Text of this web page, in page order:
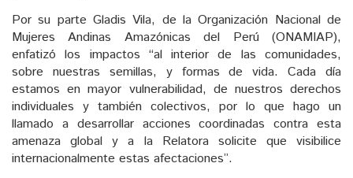
Por su parte Gladis Vila, de la Organización Nacional de
Mujeres Andinas Amazónicas del Perú (ONAMIAP),
enfatizó los impactos “al interior de las comunidades,
sobre nuestras semillas, y formas de vida. Cada día
estamos en mayor vulnerabilidad, de nuestros derechos
individuales y también colectivos, por lo que hago un
llamado a desarrollar acciones coordinadas contra esta
amenaza global y a la Relatora solicite que visibilice
internacionalmente estas afectaciones”.